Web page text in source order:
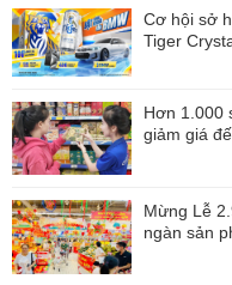
Cơ hội sở
Tiger
Hơn 1.000
giảm giá
Mừng Lễ
ngàn sản